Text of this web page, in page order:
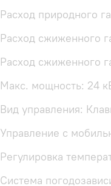
Расход природного
Расход сжиженного
Расход сжиженного
Макс. мощность: 24
Вид управления:
Управление c
Регулировка
Система